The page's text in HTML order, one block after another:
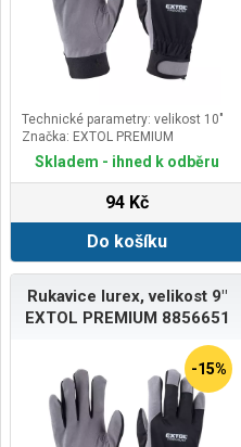
Technické parametry: velikost 10"
Značka: EXTOL PREMIUM
Skladem - ihned k odběru
94 Kč
Do košíku
Rukavice lurex, velikost 9"
EXTOL PREMIUM 8856651
-15%